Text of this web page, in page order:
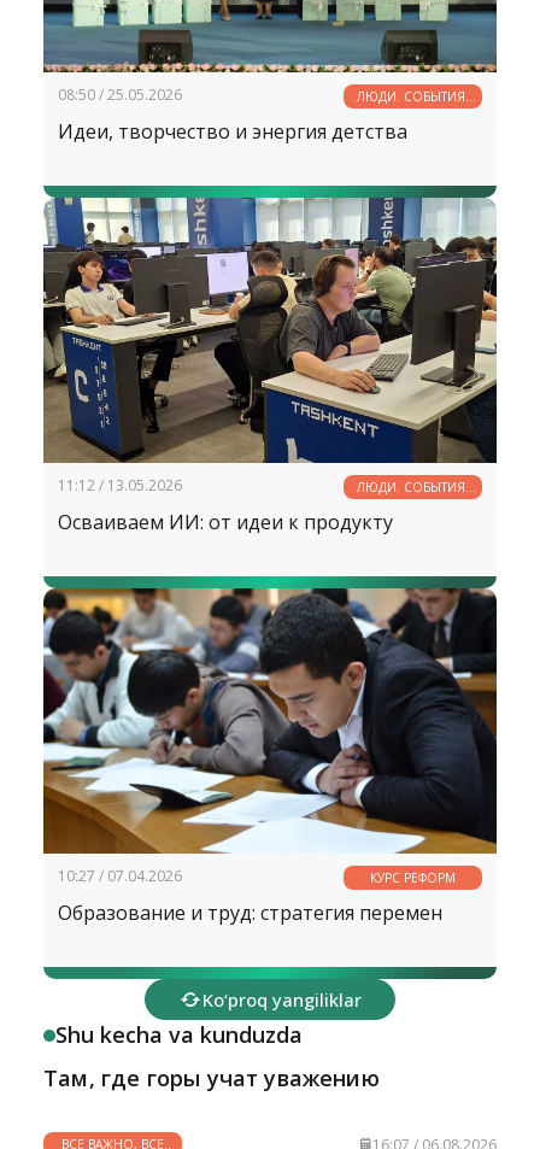
08:50 / 25.05.2026
ЛЮДИ. СОБЫТИЯ.
ФАКТЫ
Идеи, творчество и энергия детства
11:12 / 13.05.2026
ЛЮДИ. СОБЫТИЯ.
ФАКТЫ
Осваиваем ИИ: от идеи к продукту
10:27 / 07.04.2026 КУРС РЕФОРМ
Образование и труд: стратегия перемен
Ko‘proq yangiliklar
Shu kecha va kunduzda
Там, где горы учат уважению
ВСЕ ВАЖНО, ВСЕ 16:07 / 06.08.2026